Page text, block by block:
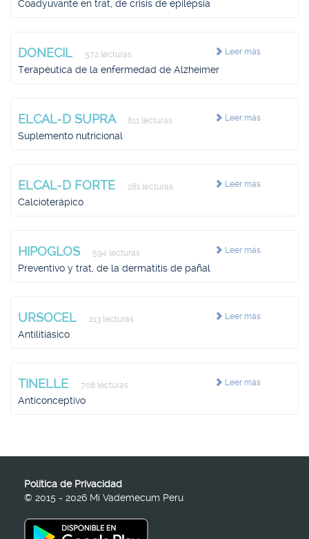
Coadyuvante en trat, de crisis de epilépsia
Leer más
DONECIL 572 lecturas
Terapéutica de la enfermedad de Alzheimer
Leer más
ELCAL-D SUPRA 611 lecturas
Suplemento nutricional
Leer más
ELCAL-D FORTE 281 lecturas
Calcioterápico
Leer más
HIPOGLOS 594 lecturas
Preventivo y trat, de la dermatitis de pañal
Leer más
URSOCEL 213 lecturas
Antilitiásico
Leer más
TINELLE 708 lecturas
Anticonceptivo
Política de Privacidad
© 2015 - 2026 Mi Vademecum Peru